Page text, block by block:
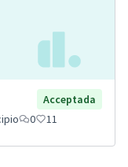
Acceptada
0 11